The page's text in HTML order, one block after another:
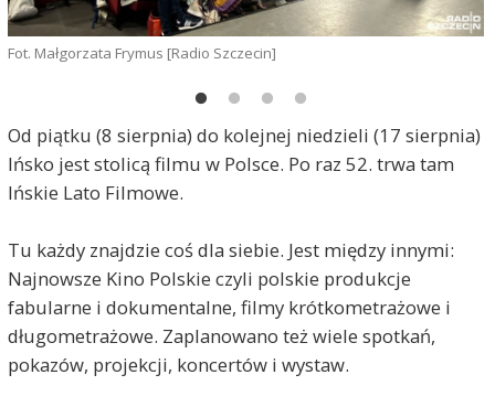
Fot. Małgorzata Frymus [Radio Szczecin]
Od piątku (8 sierpnia) do kolejnej niedzieli (17 sierpnia)
Ińsko jest stolicą filmu w Polsce. Po raz 52. trwa tam
Ińskie Lato Filmowe.
Tu każdy znajdzie coś dla siebie. Jest między innymi:
Najnowsze Kino Polskie czyli polskie produkcje
fabularne i dokumentalne, filmy krótkometrażowe i
długometrażowe. Zaplanowano też wiele spotkań,
pokazów, projekcji, koncertów i wystaw.